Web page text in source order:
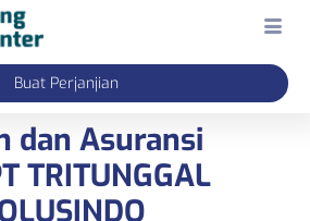
Buat Perjanjian
dan Asuransi
TRITUNGGAL